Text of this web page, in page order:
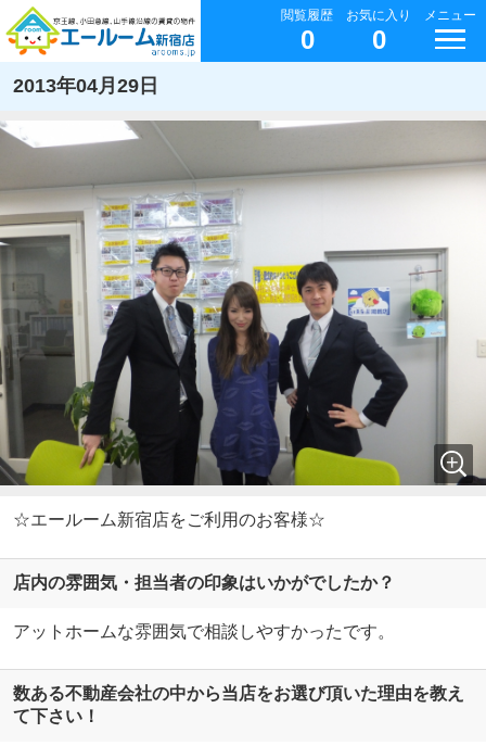
閲覧履歴
0
お気に入り
0
メニュー
2013年04月29日
☆エールーム新宿店をご利用のお客様☆
店内の雰囲気・担当者の印象はいかがでしたか？
アットホームな雰囲気で相談しやすかったです。
数ある不動産会社の中から当店をお選び頂いた理由を教え
て下さい！